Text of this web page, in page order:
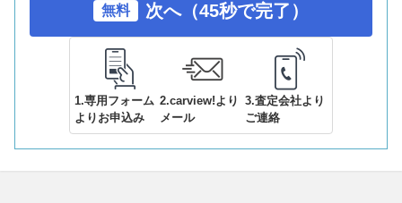
無料 次へ（45秒で完了）
1.専用フォーム
よりお申込み
2.carview!より
メール
3.査定会社より
ご連絡